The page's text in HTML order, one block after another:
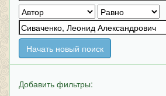
Начать новый поиск
Добавить фильтры: